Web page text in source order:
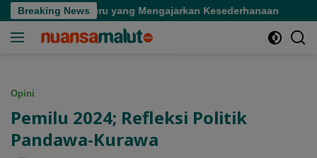
Langsung
ke
Breaking News
Guru yang Mengajarkan Kesederhanaan Tinjau
Opini
Pemilu 2024; Refleksi Politik
Pandawa-Kurawa